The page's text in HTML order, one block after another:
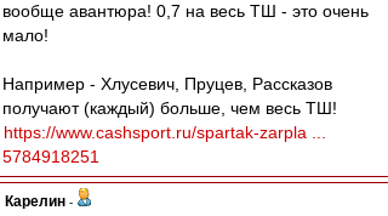
вообще авантюра! 0,7 на весь ТШ - это очень
мало!
Например - Хлусевич, Пруцев, Рассказов
получают (каждый) больше, чем весь ТШ!
https://www.cashsport.ru/spartak-zarpla ...
5784918251
Карелин -